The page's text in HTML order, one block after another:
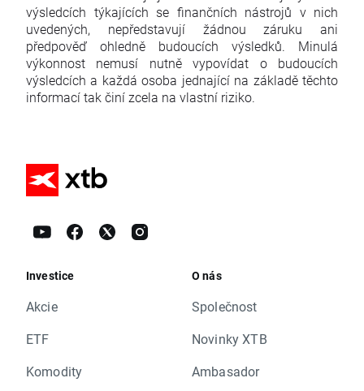
výsledcích týkajících se finančních nástrojů v nich
uvedených, nepředstavují žádnou záruku ani
předpověď ohledně budoucích výsledků. Minulá
výkonnost nemusí nutně vypovídat o budoucích
výsledcích a každá osoba jednající na základě těchto
informací tak činí zcela na vlastní riziko.
Investice
Akcie
ETF
Komodity
O nás
Společnost
Novinky XTB
Ambasador